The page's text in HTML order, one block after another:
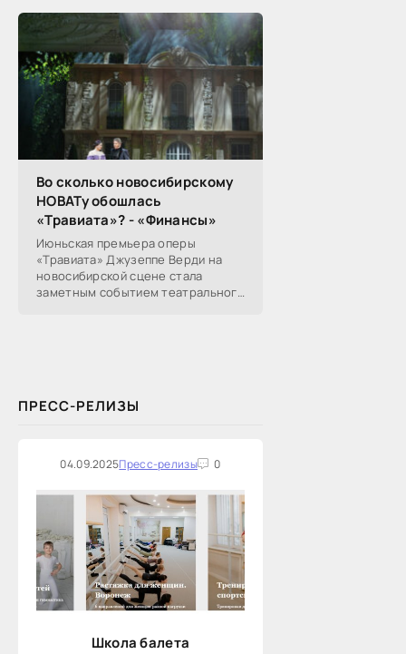
Николай Морев
прокомментировал...
Во сколько новосибирскому
НОВАТу обошлась
«Травиата»? - «Финансы»
Июньская премьера оперы
«Травиата» Джузеппе Верди на
новосибирской сцене стала
заметным событием театрального
ПРЕСС-РЕЛИЗЫ
04.09.2025Пресс-релизы 0
Школа балета